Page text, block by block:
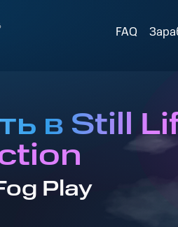
FAQ
в Still
Play